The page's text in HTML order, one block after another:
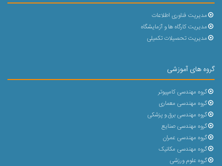
مدیریت فناوری اطلاعات
مدیریت کارگاه ها و آزمایشگاه
مدیریت تحصیلات تکمیلی
گروه های آموزشی
گروه مهندسی کامپیوتر
گروه مهندسی معماری
گروه مهندسی برق و پزشکی
گروه مهندسی صنایع
گروه مهندسی عمران
گروه مهندسی مکانیک
گروه علوم ورزشی